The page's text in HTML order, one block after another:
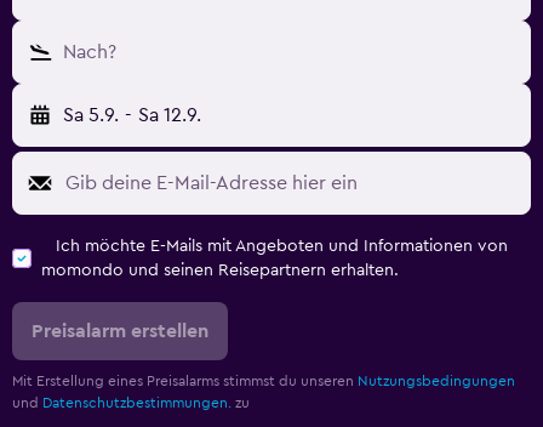
Nach?
Sa 5.9. - Sa 12.9.
Ich möchte E-Mails mit Angeboten und Informationen von
momondo und seinen Reisepartnern erhalten.
Preisalarm erstellen
Mit Erstellung eines Preisalarms stimmst du unseren Nutzungsbedingungen
und Datenschutzbestimmungen. zu